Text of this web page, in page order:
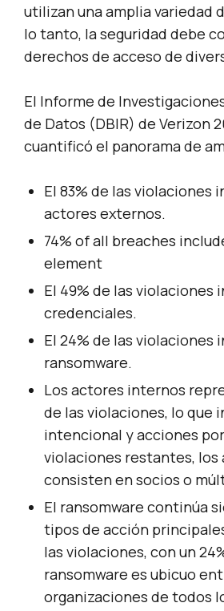
utilizan una amplia variedad
lo tanto, la seguridad debe
derechos de acceso de
El Informe de
de Datos (DBIR) de Verizon
cuantificó el panorama de
El 83% de las violaciones
actores externos.
74% of all breaches
element
El 49% de las violaciones
credenciales.
El 24% de las violaciones
ransomware.
Los actores internos
de las violaciones, lo que
intencional y acciones
violaciones restantes, los
consisten en socios o
El ransomware continúa
tipos de acción
las violaciones, con un
ransomware es ubicuo
organizaciones de todos